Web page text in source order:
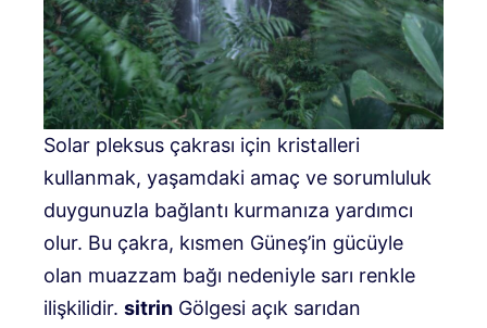
Solar pleksus çakrası için kristalleri
kullanmak, yaşamdaki amaç ve sorumluluk
duygunuzla bağlantı kurmanıza yardımcı
olur. Bu çakra, kısmen Güneş’in gücüyle
olan muazzam bağı nedeniyle sarı renkle
ilişkilidir. sitrin Gölgesi açık sarıdan